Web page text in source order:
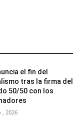
el fin del
tras la firma del
50/50 con los
, 2026